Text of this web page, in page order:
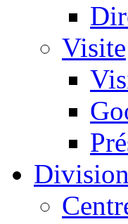
Visite